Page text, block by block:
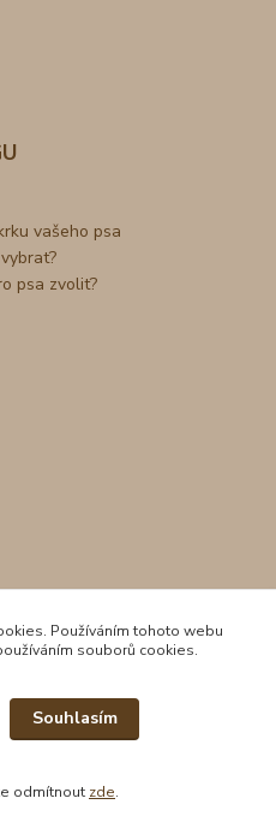
vašeho psa
psa zvolit?
práva vyhrazena
Používáním tohoto webu
souborů cookies.
Souhlasím
odmítnout zde.